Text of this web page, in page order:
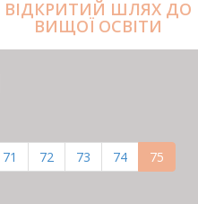
ВІДКРИТИЙ ШЛЯХ ДО
ВИЩОЇ ОСВІТИ
Page
71 Page
72 Page
73 Page
74 75